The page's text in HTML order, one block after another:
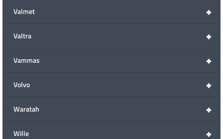
+
Valmet
+
Valtra
+
Vammas
+
Volvo
+
Waratah
+
Wille